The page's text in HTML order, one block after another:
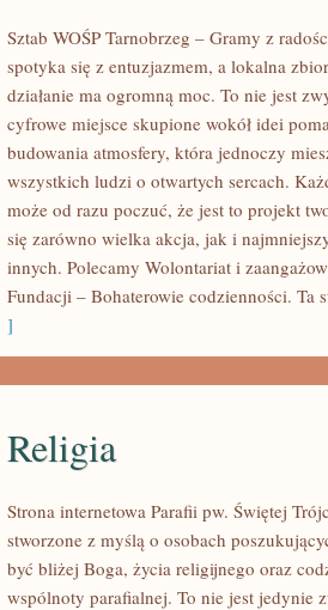
Sztab WOŚP Tarnobrzeg – Gramy z
spotyka się z entuzjazmem, a lokalna
działanie ma ogromną moc. To nie jest
cyfrowe miejsce skupione wokół idei
budowania atmosfery, która jednoczy
wszystkich ludzi o otwartych sercach.
może od razu poczuć, że jest to projekt
się zarówno wielka akcja, jak i
innych. Polecamy Wolontariat i
Fundacji – Bohaterowie codzienności. Ta
]
Religia
Strona internetowa Parafii pw. Świętej
stworzone z myślą o osobach
być bliżej Boga, życia religijnego oraz
wspólnoty parafialnej. To nie jest jedynie